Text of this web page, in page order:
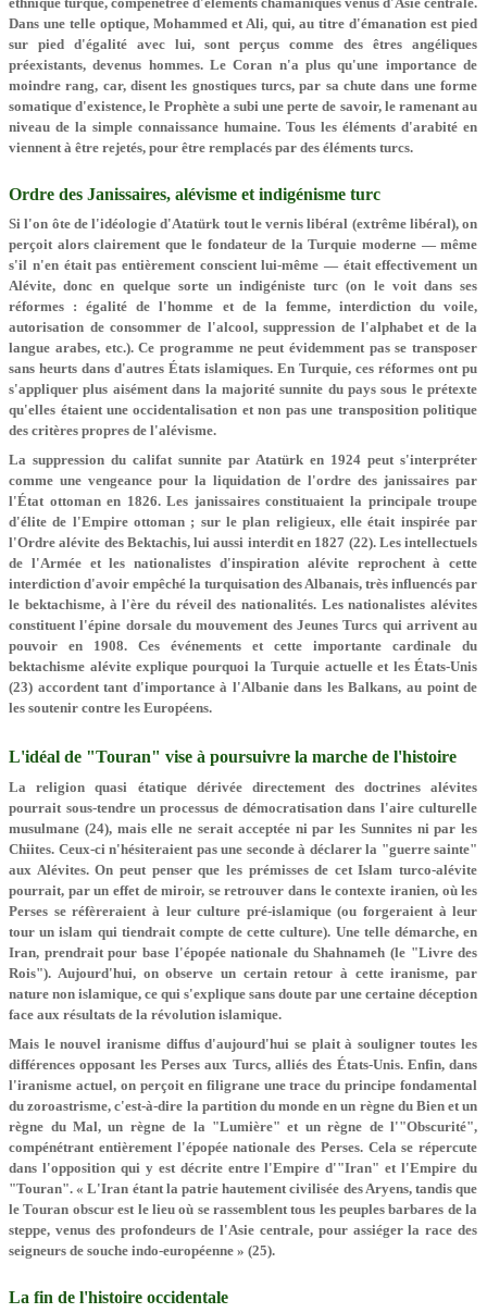
Dans une telle optique, Mohammed et Ali, qui, au titre d'émanation est pied
sur pied d'égalité avec lui, sont perçus comme des êtres angéliques
préexistants, devenus hommes. Le Coran n'a plus qu'une importance de
moindre rang, car, disent les gnostiques turcs, par sa chute dans une forme
somatique d'existence, le Prophète a subi une perte de savoir, le ramenant au
niveau de la simple connaissance humaine. Tous les éléments d'arabité en
viennent à être rejetés, pour être remplacés par des éléments turcs.
Ordre des Janissaires, alévisme et indigénisme turc
Si l'on ôte de l'idéologie d'Atatürk tout le vernis libéral (extrême libéral), on
perçoit alors clairement que le fondateur de la Turquie moderne — même
s'il n'en était pas entièrement conscient lui-même — était effectivement un
Alévite, donc en quelque sorte un indigéniste turc (on le voit dans ses
réformes : égalité de l'homme et de la femme, interdiction du voile,
autorisation de consommer de l'alcool, suppression de l'alphabet et de la
langue arabes, etc.). Ce programme ne peut évidemment pas se transposer
sans heurts dans d'autres États islamiques. En Turquie, ces réformes ont pu
s'appliquer plus aisément dans la majorité sunnite du pays sous le prétexte
qu'elles étaient une occidentalisation et non pas une transposition politique
des critères propres de l'alévisme.
La suppression du califat sunnite par Atatürk en 1924 peut s'interpréter
comme une vengeance pour la liquidation de l'ordre des janissaires par
l'État ottoman en 1826. Les janissaires constituaient la principale troupe
d'élite de l'Empire ottoman ; sur le plan religieux, elle était inspirée par
l'Ordre alévite des Bektachis, lui aussi interdit en 1827 (22). Les intellectuels
de l'Armée et les nationalistes d'inspiration alévite reprochent à cette
interdiction d'avoir empêché la turquisation des Albanais, très influencés par
le bektachisme, à l'ère du réveil des nationalités. Les nationalistes alévites
constituent l'épine dorsale du mouvement des Jeunes Turcs qui arrivent au
pouvoir en 1908. Ces événements et cette importante cardinale du
bektachisme alévite explique pourquoi la Turquie actuelle et les États-Unis
(23) accordent tant d'importance à l'Albanie dans les Balkans, au point de
les soutenir contre les Européens.
L'idéal de "Touran" vise à poursuivre la marche de l'histoire
La religion quasi étatique dérivée directement des doctrines alévites
pourrait sous-tendre un processus de démocratisation dans l'aire culturelle
musulmane (24), mais elle ne serait acceptée ni par les Sunnites ni par les
Chiites. Ceux-ci n'hésiteraient pas une seconde à déclarer la "guerre sainte"
aux Alévites. On peut penser que les prémisses de cet Islam turco-alévite
pourrait, par un effet de miroir, se retrouver dans le contexte iranien, où les
Perses se réfèreraient à leur culture pré-islamique (ou forgeraient à leur
tour un islam qui tiendrait compte de cette culture). Une telle démarche, en
Iran, prendrait pour base l'épopée nationale du Shahnameh (le "Livre des
Rois"). Aujourd'hui, on observe un certain retour à cette iranisme, par
nature non islamique, ce qui s'explique sans doute par une certaine déception
face aux résultats de la révolution islamique.
Mais le nouvel iranisme diffus d'aujourd'hui se plait à souligner toutes les
différences opposant les Perses aux Turcs, alliés des États-Unis. Enfin, dans
l'iranisme actuel, on perçoit en filigrane une trace du principe fondamental
du zoroastrisme, c'est-à-dire la partition du monde en un règne du Bien et un
règne du Mal, un règne de la "Lumière" et un règne de l'"Obscurité",
compénétrant entièrement l'épopée nationale des Perses. Cela se répercute
dans l'opposition qui y est décrite entre l'Empire d'"Iran" et l'Empire du
"Touran". « L'Iran étant la patrie hautement civilisée des Aryens, tandis que
le Touran obscur est le lieu où se rassemblent tous les peuples barbares de la
steppe, venus des profondeurs de l'Asie centrale, pour assiéger la race des
seigneurs de souche indo-européenne » (25).
La fin de l'histoire occidentale